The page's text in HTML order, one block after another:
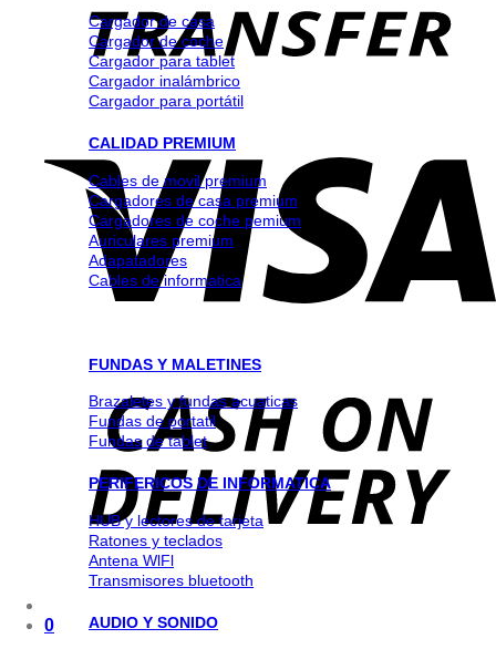
0
Cargador de casa
Cargador de coche
Cargador para tablet
Cargador inalámbrico
Cargador para portátil
CALIDAD PREMIUM
Cables de movil premium
Cargadores de casa premium
Cargadores de coche pemium
Auriculares premium
Adapatadores
Cables de informatica
FUNDAS Y MALETINES
Brazaletes y fundas acuaticas
Fundas de portatil
Fundas de tablet
PERIFERICOS DE INFORMATICA
HUB y lectores de tarjeta
Ratones y teclados
Antena WlFl
Transmisores bluetooth
AUDIO Y SONIDO